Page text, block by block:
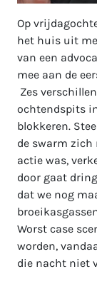
Op
het huis uit
van een
mee aan de
Zes
ochtendspits
blokkeren.
de swarm zich
actie was,
door gaat
dat we nog
Worst case
worden,
die nacht niet